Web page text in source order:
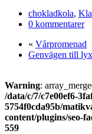
chokladkola,
0 kommentarer
« Vårpromenad
Genvägen till
Warning:
/data/c/7/c7e00ef6-
5754f0cda95b/
content/plugins/seo-
559